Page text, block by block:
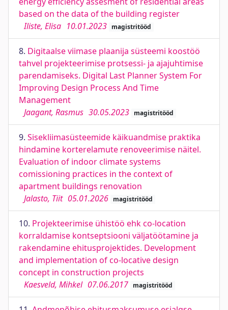
based on the data of the building register
Iliste, Elisa 10.01.2023 magistritööd
8. Digitaalse viimase plaanija süsteemi koostöö
tahvel projekteerimise protsessi- ja ajajuhtimise
parendamiseks. Digital Last Planner System For
Improving Design Process And Time
Management
Jaagant, Rasmus 30.05.2023 magistritööd
9. Sisekliimasüsteemide käikuandmise praktika
hindamine korterelamute renoveerimise näitel.
Evaluation of indoor climate systems
comissioning practices in the context of
apartment buildings renovation
Jalasto, Tiit 05.01.2026 magistritööd
10. Projekteerimise ühistöö ehk co-location
korraldamise kontseptsiooni väljatöötamine ja
rakendamine ehitusprojektides. Development
and implementation of co-locative design
concept in construction projects
Kaesveld, Mihkel 07.06.2017 magistritööd